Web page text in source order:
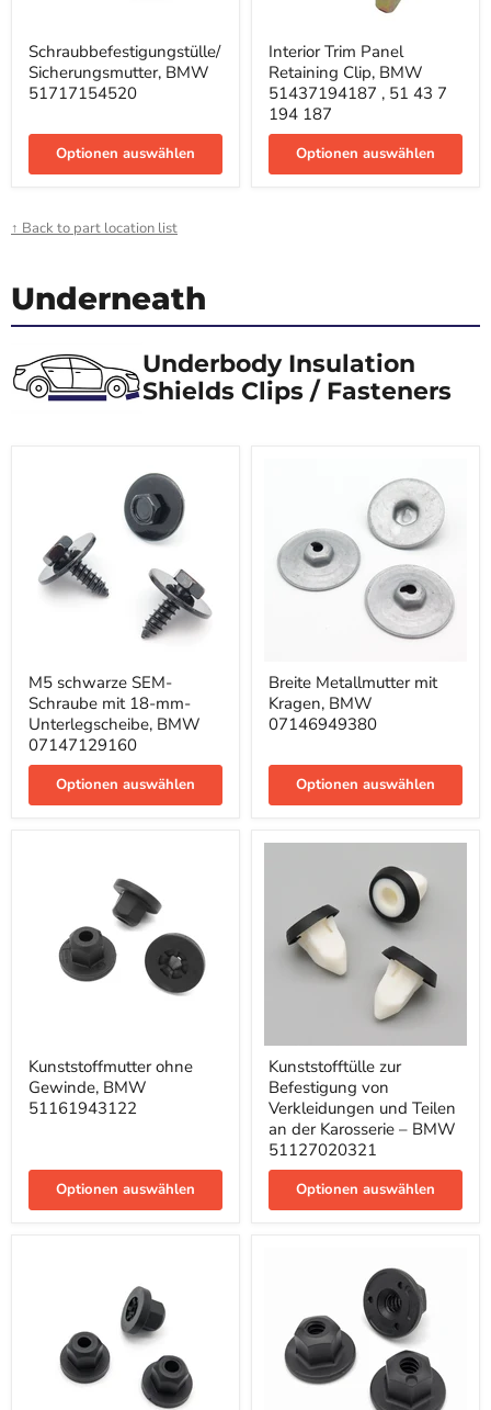
BMW
51717154520
Schraubbefestigungstülle/
Sicherungsmutter, BMW
51717154520
Optionen auswählen
Trim
Panel
Retaining
Clip,
BMW
51437194187
51
Interior Trim Panel
Retaining Clip, BMW
51437194187 , 51 43 7
194 187
Optionen auswählen
↑ Back to part location list
Underneath
Underbody Insulation
Shields Clips / Fasteners
schwarze
SEM-
Schraube
mit
18-
mm-
Unterlegscheibe,
BMW
M5 schwarze SEM-
Schraube mit 18-mm-
Unterlegscheibe, BMW
07147129160
Optionen auswählen
Metallmutter
mit
Kragen,
Breite Metallmutter mit
Kragen, BMW
07146949380
Optionen auswählen
ohne
Gewinde,
BMW
Kunststoffmutter ohne
Gewinde, BMW
51161943122
Optionen auswählen
Kunststofftülle
zur
Befestigung
von
Verkleidungen
und
Teilen
an
Karosserie
Kunststofftülle zur
Befestigung von
Verkleidungen und Teilen
an der Karosserie – BMW
51127020321
Optionen auswählen